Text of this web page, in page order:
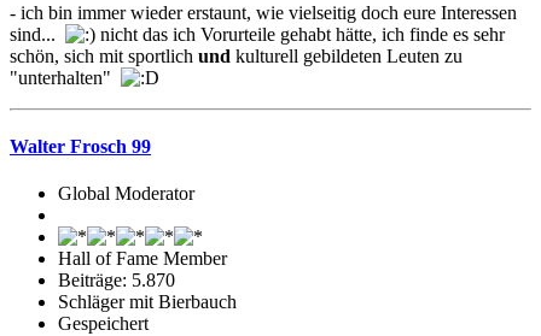
- ich bin immer wieder erstaunt, wie vielseitig doch eure Interessen
sind...
nicht das ich Vorurteile gehabt hätte, ich finde es sehr
schön, sich mit sportlich und kulturell gebildeten Leuten zu
"unterhalten"
Walter Frosch 99
Global Moderator
Hall of Fame Member
Beiträge: 5.870
Schläger mit Bierbauch
Gespeichert